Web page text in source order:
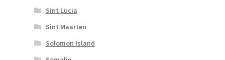
Sint Lucia
Sint Maarten
Solomon Island